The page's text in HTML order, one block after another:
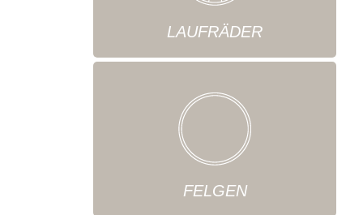
LAUFRÄDER
FELGEN